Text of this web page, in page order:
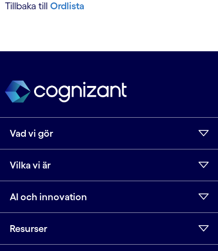
Tillbaka till Ordlista
Vad vi gör
Vilka vi är
AI och innovation
Resurser